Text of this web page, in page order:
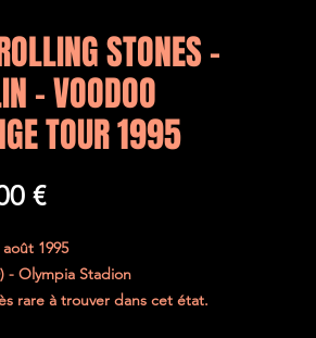
STONES -
- VOODOO
TOUR 1995
€Preis
1995
- Olympia Stadion
rare à trouver dans cet état.